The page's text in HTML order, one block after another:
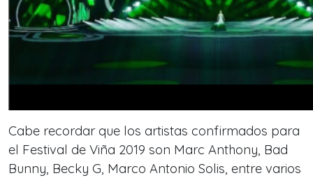
Cabe recordar que los artistas confirmados para
el Festival de Viña 2019 son Marc Anthony, Bad
Bunny, Becky G, Marco Antonio Solis, entre varios